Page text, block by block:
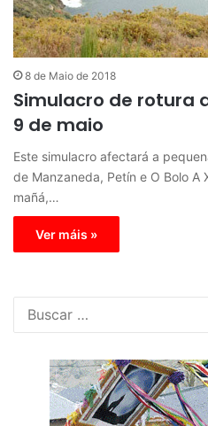
8 de Maio de 2018
Simulacro de rotura
9 de maio
Este simulacro afectará a
de Manzaneda, Petín e O Bolo A
mañá,…
Ver máis »